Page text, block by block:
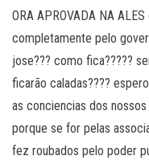
ORA APROVADA NA
completamente pelo
jose??? como fica?????
ficarão caladas????
as conciencias dos
porque se for pelas
fez roubados pelo poder